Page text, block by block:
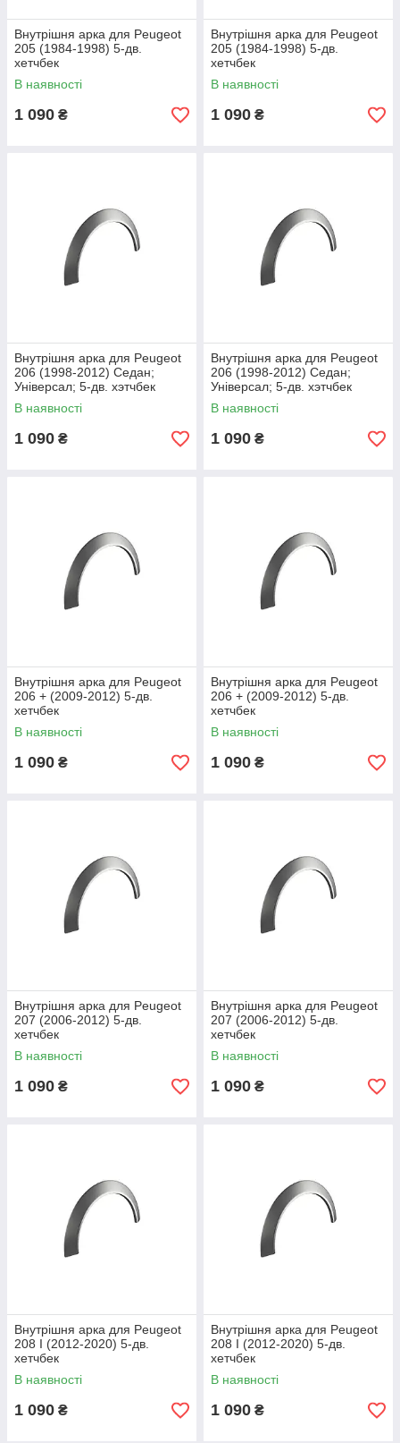
Внутрішня арка для Peugeot
205 (1984-1998) 5-дв.
хетчбек
В наявності
1 090 ₴
Внутрішня арка для Peugeot
205 (1984-1998) 5-дв.
хетчбек
В наявності
1 090 ₴
Внутрішня арка для Peugeot
206 (1998-2012) Седан;
Універсал; 5-дв. хэтчбек
В наявності
1 090 ₴
Внутрішня арка для Peugeot
206 (1998-2012) Седан;
Універсал; 5-дв. хэтчбек
В наявності
1 090 ₴
Внутрішня арка для Peugeot
206 + (2009-2012) 5-дв.
хетчбек
В наявності
1 090 ₴
Внутрішня арка для Peugeot
206 + (2009-2012) 5-дв.
хетчбек
В наявності
1 090 ₴
Внутрішня арка для Peugeot
207 (2006-2012) 5-дв.
хетчбек
В наявності
1 090 ₴
Внутрішня арка для Peugeot
207 (2006-2012) 5-дв.
хетчбек
В наявності
1 090 ₴
Внутрішня арка для Peugeot
208 I (2012-2020) 5-дв.
хетчбек
В наявності
1 090 ₴
Внутрішня арка для Peugeot
208 I (2012-2020) 5-дв.
хетчбек
В наявності
1 090 ₴